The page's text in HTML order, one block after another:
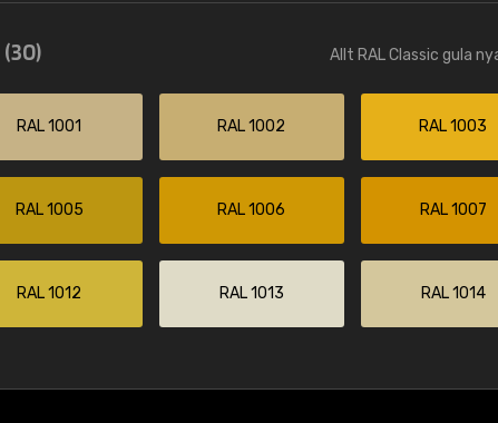
(30) Allt RAL Classic gula
RAL 1001 RAL 1002 RAL 1003
RAL 1005 RAL 1006 RAL 1007
RAL 1012 RAL 1013 RAL 1014